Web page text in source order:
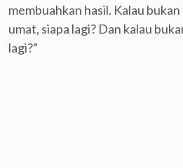
membuahkan hasil. Kalau
umat, siapa lagi? Dan kalau
lagi?”